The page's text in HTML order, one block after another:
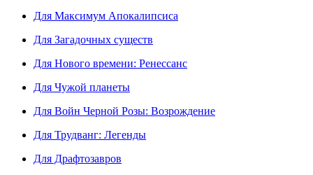
Для Максимум Апокалипсиса
Для Загадочных существ
Для Нового времени: Ренессанс
Для Чужой планеты
Для Войн Черной Розы: Возрождение
Для Трудванг: Легенды
Для Драфтозавров